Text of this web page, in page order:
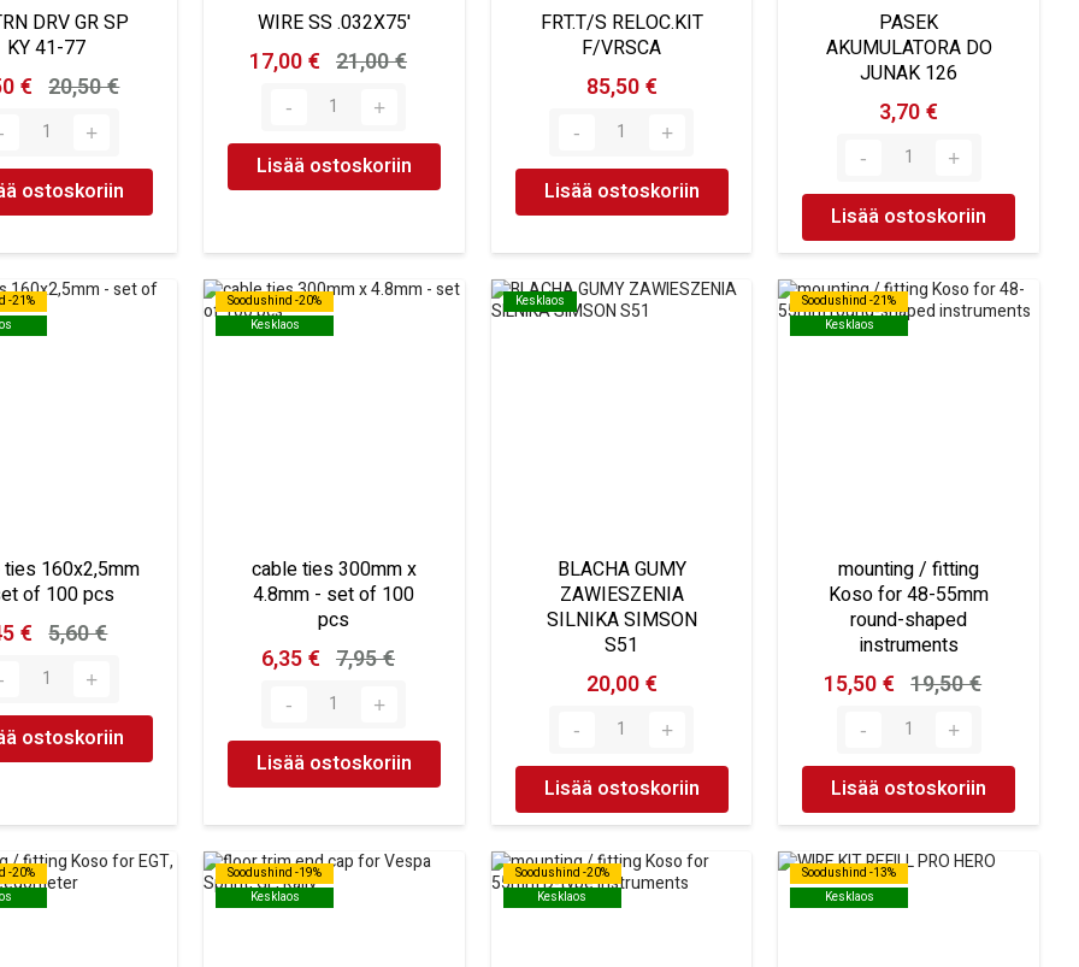
DRV GR SP
KY 41-77
€ 20,50 €
ostoskoriin
WIRE SS .032X75'
17,00 € 21,00 €
Lisää ostoskoriin
FRT.T/S RELOC.KIT
F/VRSCA
85,50 €
Lisää ostoskoriin
PASEK
AKUMULATORA DO
JUNAK 126
3,70 €
Lisää ostoskoriin
-21%
-21%
160x2,5mm
of 100 pcs
€ 5,60 €
ostoskoriin
Soodushind -20%
Kesklaos
Soodushind -20%
Kesklaos
cable ties 300mm x
4.8mm - set of 100
pcs
6,35 € 7,95 €
Lisää ostoskoriin
Kesklaos
Kesklaos
BLACHA GUMY
ZAWIESZENIA
SILNIKA SIMSON
S51
20,00 €
Lisää ostoskoriin
Soodushind -21%
Kesklaos
Soodushind -21%
Kesklaos
mounting / fitting
Koso for 48-55mm
round-shaped
instruments
15,50 € 19,50 €
Lisää ostoskoriin
-20%
-20%
Soodushind -19%
Kesklaos
Soodushind -19%
Kesklaos
Soodushind -20%
Kesklaos
Soodushind -20%
Kesklaos
Soodushind -13%
Kesklaos
Soodushind -13%
Kesklaos